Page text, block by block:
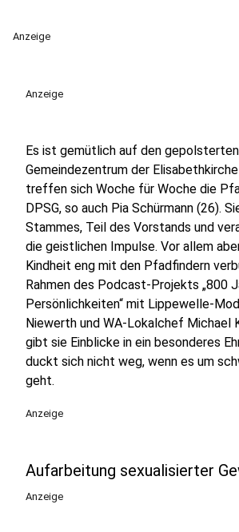
Anzeige
Anzeige
Es ist gemütlich auf den
Gemeindezentrum der
treffen sich Woche für Woche die
DPSG, so auch Pia Schürmann (26).
Stammes, Teil des Vorstands und
die geistlichen Impulse. Vor allem
Kindheit eng mit den Pfadfindern
Rahmen des Podcast-Projekts „800
Persönlichkeiten“ mit Lippewelle-
Niewerth und WA-Lokalchef Michael
gibt sie Einblicke in ein besonderes
duckt sich nicht weg, wenn es um
geht.
Anzeige
Aufarbeitung sexualisierter
Anzeige